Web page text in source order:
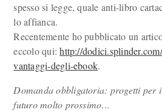
spesso si legge, quale anti-libro
lo affianca.
Recentemente ho pubblicato un
eccolo qui:http://
vantaggi-degli-ebook.
Domanda obbligatoria: progetti per
futuro molto prossimo...